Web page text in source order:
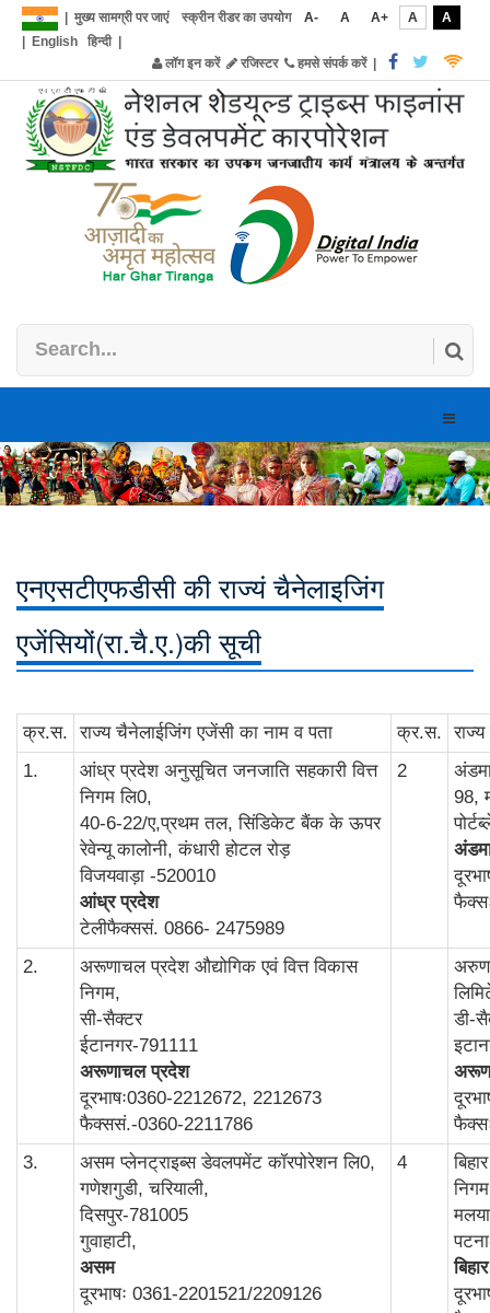
मुख्य सामग्री पर जाएं स्क्रीन रीडर का उपयोग A- A A+ A
A
English हिन्दी|
लॉग इन करें
रजिस्टर हमसे संपर्क करें|
Toggle
एनएसटीएफडीसी की राज्यं चैनेलाइजिंग
एजेंसियों(रा.चै.ए.)की सूची
क्र.स. राज्‍य चैनेलाईजिंग एजेंसी का नाम व पता क्र.स.
1.
आंध्र प्रदेश अनुसूचित जनजाति सहकारी वित्त
निगम लि0,
40-6-22/ए,प्रथम तल, सिंडिकेट बैंक के ऊपर
रेवेन्‍यू कालोनी, कंधारी होटल रोड़
विजयवाड़ा -520010
आंध्र प्रदेश
टेलीफैक्ससं. 0866- 2475989
2
98,
2.
अरूणाचल प्रदेश औद्योगिक एवं वित्त विकास
निगम,
सी-सैक्टर
ईटानगर-791111
अरूणाचल प्रदेश
दूरभाषः0360-2212672, 2212673
फैक्ससं.-0360-2211786
डी-
3.
असम प्लेनट्राइब्स डेवलपमेंट कॉरपोरेशन लि0,
गणेशगुडी, चरियाली,
दिसपुर-781005
गुवाहाटी,
असम
दूरभाषः 0361-2201521/2209126
4
बिहार